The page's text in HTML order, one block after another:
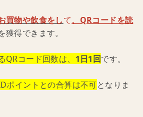
買物や飲食をして、QRコードを読
獲得できます。
コード回数は、 1日1回です。
ポイントとの合算は不可となりま